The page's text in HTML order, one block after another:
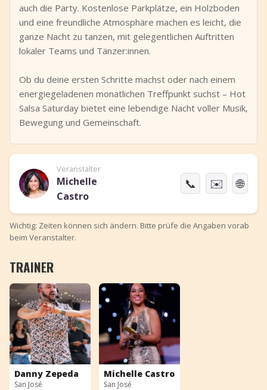
auch die Party. Kostenlose Parkplätze, ein Holzboden
und eine freundliche Atmosphäre machen es leicht, die
ganze Nacht zu tanzen, mit gelegentlichen Auftritten
lokaler Teams und Tänzer:innen.
Ob du deine ersten Schritte machst oder nach einem
energiegeladenen monatlichen Treffpunkt suchst – Hot
Salsa Saturday bietet eine lebendige Nacht voller Musik,
Bewegung und Gemeinschaft.
Veranstalter
Michelle
Castro
📞 ✉️ 🌐
Wichtig: Zeiten können sich ändern. Bitte prüfe die Angaben vorab
beim Veranstalter.
TRAINER
Danny Zepeda
San José
Michelle Castro
San José